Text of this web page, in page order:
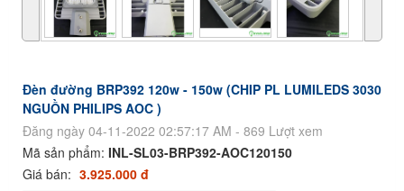
Đèn đường BRP392 120w - 150w (CHIP PL LUMILEDS 3030
NGUỒN PHILIPS AOC )
Đăng ngày 04-11-2022 02:57:17 AM - 869 Lượt xem
Mã sản phẩm: INL-SL03-BRP392-AOC120150
Giá bán: 3.925.000 đ